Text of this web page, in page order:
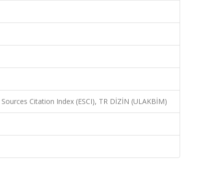
Citation Index (ESCI), TR DİZİN (ULAKBİM)